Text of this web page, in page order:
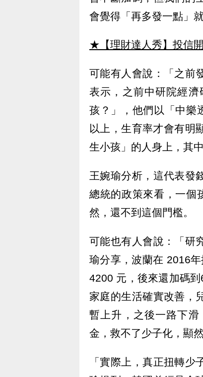
會覺得「再多發一點」
★【理財達人秀】投信
可能有人會說：「之前
表示，之前中研院經
孩？」，他們以「中樂
以上，生育率才會有明
生小孩」的人身上，其
王婉瑜分析，這代表發
總統的政策來看，一個
然，還不到這個門檻。
可能也有人會說：「研
瑜分享，波蘭在 2016
4200 元，後來還加碼
家庭的生活確實改善，
暫上升，之後一路下
金，救不了少子化，顯
「實際上，真正扭轉